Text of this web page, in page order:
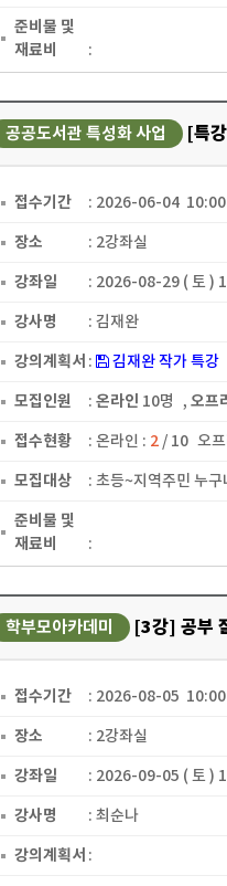
준비물 및
재료비
:
공공도서관 특성화 사업 [특
접수기간
: 2026-06-04
장소
: 2강좌실
강좌일
: 2026-08-29 ( 토 )
강사명
: 김재완
강의계획서 :
김재완 작가 특강
모집인원
:온라인 10명 ,오프
접수현황
:온라인 : 2 / 10 오
모집대상
: 초등~지역주민 누구
준비물 및
재료비
:
학부모아카데미 [3강] 공부
접수기간
: 2026-08-05
장소
: 2강좌실
강좌일
: 2026-09-05 ( 토 )
강사명
: 최순나
강의계획서 :